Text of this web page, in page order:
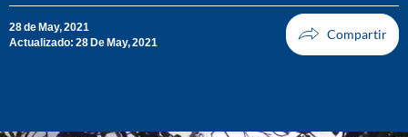
28 de May, 2021
Actualizado: 28 De May, 2021